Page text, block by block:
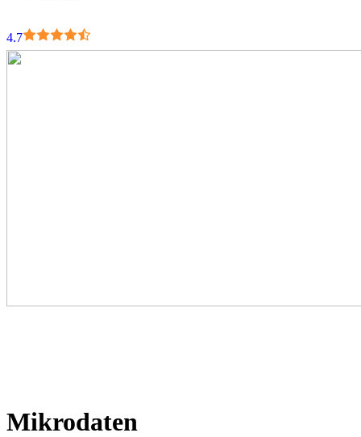
4.7
Mikrodaten